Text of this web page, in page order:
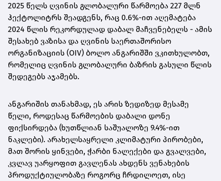
2025 წელს ღვინის გლობალური წარმოება 227 მლნ
ჰექტოლიტრს შეადგენს, რაც 0.6%-ით აღემატება
2024 წლის რეკორდულად დაბალ მაჩვენებელს - ამის
შესახებ ვაზისა და ღვინის საერთაშორისო
ორგანიზაციის (OIV) ბოლო ანგარიშში ვკითხულობთ,
რომელიც ღვინის გლობალური ბაზრის გასული წლის
შედეგებს აჯამებს.
ანგარიშის თანახმად, ეს არის ზედიზედ მესამე
წელი, როდესაც წარმოების დაბალი დონე
ფიქსირდება (ხუთწლიან საშუალოზე 9.4%-ით
ნაკლები). არახელსაყრელი კლიმატური პირობები,
მათ შორის ყინვები, ჭარბი ნალექები და გვალვები,
კვლავ უარყოფით გავლენას ახდენს ვენახების
პროდუქტიულობაზე როგორც ჩრდილოეთ, ისე